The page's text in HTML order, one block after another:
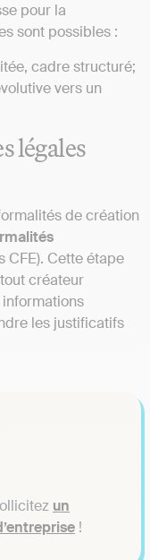
pour la
sont possibles :
cadre structuré;
vers un
légales
de création
CFE). Cette étape
créateur
informations
les justificatifs
un
!